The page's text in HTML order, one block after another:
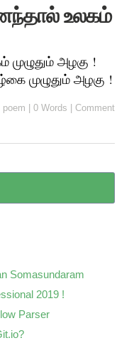
உலகம்
அழகு !
முழுதும் அழகு !
poem 0 Words Comment
Somasundaram
2019 !
Parser